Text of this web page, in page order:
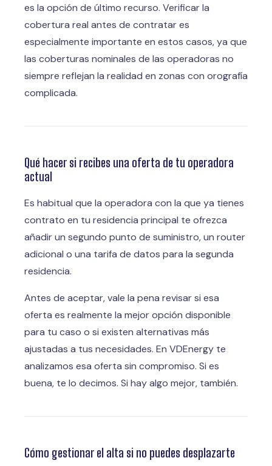
es la opción de último recurso. Verificar la
cobertura real antes de contratar es
especialmente importante en estos casos, ya que
las coberturas nominales de las operadoras no
siempre reflejan la realidad en zonas con orografía
complicada.
Qué hacer si recibes una oferta de tu operadora
actual
Es habitual que la operadora con la que ya tienes
contrato en tu residencia principal te ofrezca
añadir un segundo punto de suministro, un router
adicional o una tarifa de datos para la segunda
residencia.
Antes de aceptar, vale la pena revisar si esa
oferta es realmente la mejor opción disponible
para tu caso o si existen alternativas más
ajustadas a tus necesidades. En VDEnergy te
analizamos esa oferta sin compromiso. Si es
buena, te lo decimos. Si hay algo mejor, también.
Cómo gestionar el alta si no puedes desplazarte